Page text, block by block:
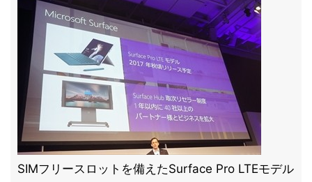
SIMフリースロットを備えたSurface Pro LTEモデル